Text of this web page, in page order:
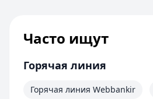
Часто ищут
Горячая линия
Горячая линия Webbankir